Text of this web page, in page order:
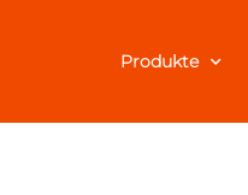
Produkte